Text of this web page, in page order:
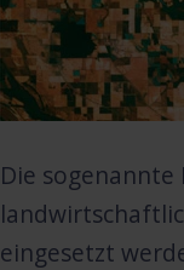
Die
eingesetzt